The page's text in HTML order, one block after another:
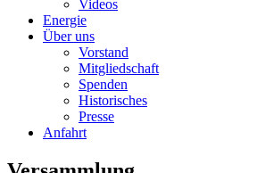
Videos
Energie
Über uns
Vorstand
Mitgliedschaft
Spenden
Historisches
Presse
Anfahrt